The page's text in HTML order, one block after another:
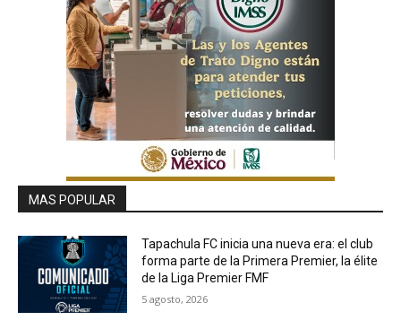
MAS POPULAR
Tapachula FC inicia una nueva era: el club
forma parte de la Primera Premier, la élite
de la Liga Premier FMF
5 agosto, 2026